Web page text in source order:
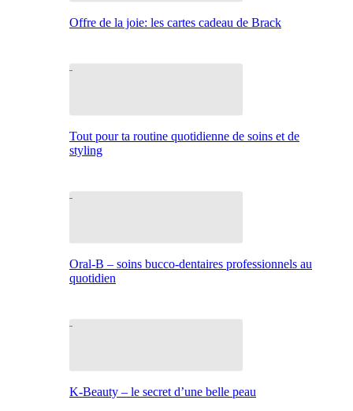
Offre de la joie: les cartes cadeau de Brack
Tout pour ta routine quotidienne de soins et de
styling
Oral-B – soins bucco-dentaires professionnels au
quotidien
K-Beauty – le secret d’une belle peau